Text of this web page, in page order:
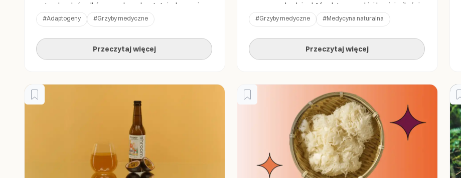
naturalnych środków zaradczych, a tutaj wkraczają
adaptogeny. To naturalne wojowniki przeciwko
stresowi, oferujące holistyczne podejście do
zarządzania stresem i wzmacniania ogólnej
witalności. W tym artykule zgłębimy, czym są
adaptogeny, jak działają i dlaczego warto rozważyć
#Adaptogeny #Grzyby medyczne
Przeczytaj więcej
nazwa pochodzi od Afrodyty – greckiej bogini miłości,
piękna i płodności. Starożytne kultury na całym
świecie poszukiwały sposobów na podkręcenie
namiętności – od legendarnych ostryg Casanovy po
tajemnicze eliksiry miłosne w tradycyjnej medycynie
wschodniej. […]
#Grzyby medyczne #Medycyna naturalna
Przeczytaj więcej